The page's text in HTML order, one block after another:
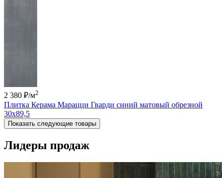
2 380 ₽/м2
Плитка Керама Марацци Гварди синий матовый обрезной
30x89,5
Показать следующие товары
Лидеры продаж